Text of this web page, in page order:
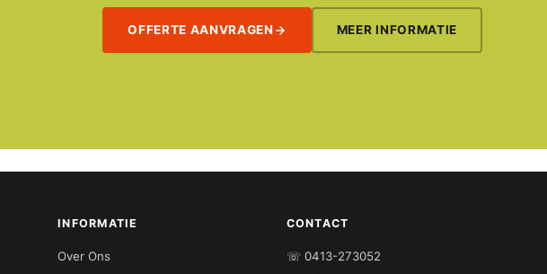
OFFERTE AANVRAGEN MEER INFORMATIE
INFORMATIE
Over Ons
CONTACT
☏ 0413-273052